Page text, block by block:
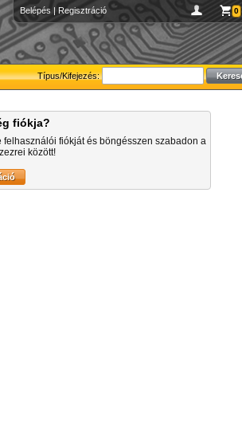
Belépés | Regisztráció 0
Típus/Kifejezés:
fiókja?
felhasználói fiókját és böngésszen szabadon a
között!